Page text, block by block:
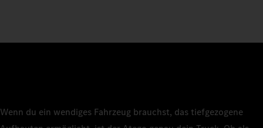
Wenn du ein wendiges Fahrzeug brauchst, das tiefgezogene